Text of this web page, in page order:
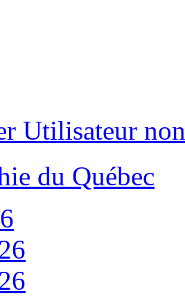
Utilisateur
du Québec